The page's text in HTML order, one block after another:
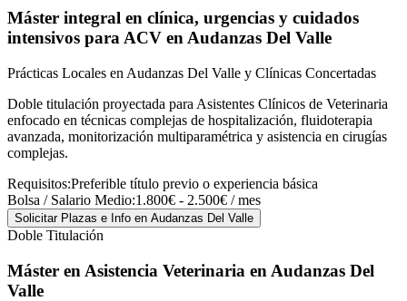
Máster integral en clínica, urgencias y cuidados
intensivos para ACV en Audanzas Del Valle
Prácticas Locales en Audanzas Del Valle y Clínicas Concertadas
Doble titulación proyectada para Asistentes Clínicos de Veterinaria
enfocado en técnicas complejas de hospitalización, fluidoterapia
avanzada, monitorización multiparamétrica y asistencia en cirugías
complejas.
Requisitos:Preferible título previo o experiencia básica
Bolsa / Salario Medio:1.800€ - 2.500€ / mes
Solicitar Plazas e Info en Audanzas Del Valle
Doble Titulación
Máster en Asistencia Veterinaria en Audanzas Del
Valle